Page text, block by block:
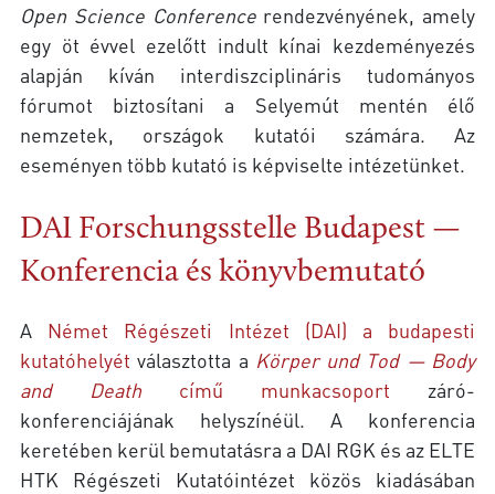
Open Science Conferencerendezvényének, amely
egy öt évvel ezelőtt indult kínai kezdeményezés
alapján kíván interdiszciplináris tudományos
fórumot biztosítani a Selyemút mentén élő
nemzetek, országok kutatói számára. Az
eseményen több kutató is képviselte intézetünket.
DAI Forschungsstelle Budapest —
Konferencia és könyvbemutató
A Német Régészeti Intézet (DAI) a budapesti
kutatóhelyét választotta a Körper und Tod — Body
and Death című munkacsoport záró-
konferenciájának helyszínéül. A konferencia
keretében kerül bemutatásra a DAI RGK és az ELTE
HTK Régészeti Kutatóintézet közös kiadásában